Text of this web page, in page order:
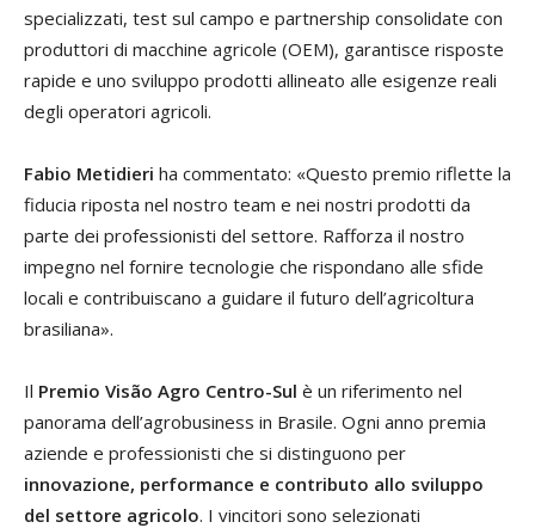
specializzati, test sul campo e partnership consolidate con
produttori di macchine agricole (OEM), garantisce risposte
rapide e uno sviluppo prodotti allineato alle esigenze reali
degli operatori agricoli.
Fabio Metidieri ha commentato: «Questo premio riflette la
fiducia riposta nel nostro team e nei nostri prodotti da
parte dei professionisti del settore. Rafforza il nostro
impegno nel fornire tecnologie che rispondano alle sfide
locali e contribuiscano a guidare il futuro dell’agricoltura
brasiliana».
Il Premio Visão Agro Centro-Sul è un riferimento nel
panorama dell’agrobusiness in Brasile. Ogni anno premia
aziende e professionisti che si distinguono per
innovazione, performance e contributo allo sviluppo
del settore agricolo. I vincitori sono selezionati